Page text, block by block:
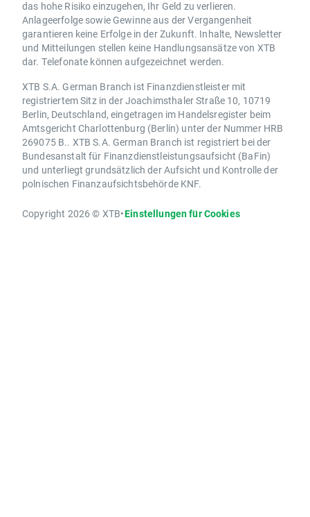
das hohe Risiko einzugehen, Ihr Geld zu verlieren.
Anlageerfolge sowie Gewinne aus der Vergangenheit
garantieren keine Erfolge in der Zukunft. Inhalte, Newsletter
und Mitteilungen stellen keine Handlungsansätze von XTB
dar. Telefonate können aufgezeichnet werden.
XTB S.A. German Branch ist Finanzdienstleister mit
registriertem Sitz in der Joachimsthaler Straße 10, 10719
Berlin, Deutschland, eingetragen im Handelsregister beim
Amtsgericht Charlottenburg (Berlin) unter der Nummer HRB
269075 B.. XTB S.A. German Branch ist registriert bei der
Bundesanstalt für Finanzdienstleistungsaufsicht (BaFin)
und unterliegt grundsätzlich der Aufsicht und Kontrolle der
polnischen Finanzaufsichtsbehörde KNF.
Copyright 2026 © XTB•Einstellungen für Cookies